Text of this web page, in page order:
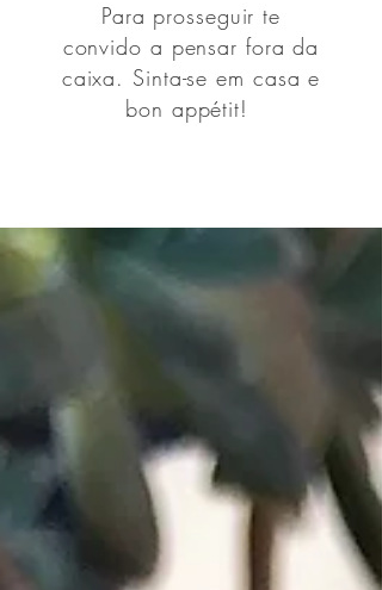
Para prosseguir te
convido a pensar fora da
caixa. Sinta-se em casa e
bon appétit!